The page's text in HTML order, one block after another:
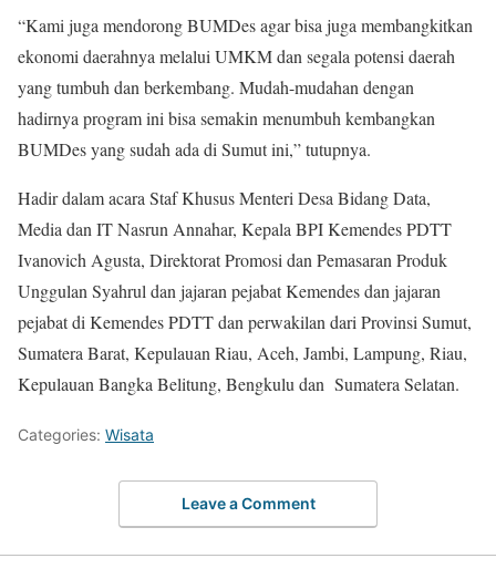
“Kami juga mendorong BUMDes agar bisa juga membangkitkan
ekonomi daerahnya melalui UMKM dan segala potensi daerah
yang tumbuh dan berkembang. Mudah-mudahan dengan
hadirnya program ini bisa semakin menumbuh kembangkan
BUMDes yang sudah ada di Sumut ini,” tutupnya.
Hadir dalam acara Staf Khusus Menteri Desa Bidang Data,
Media dan IT Nasrun Annahar, Kepala BPI Kemendes PDTT
Ivanovich Agusta, Direktorat Promosi dan Pemasaran Produk
Unggulan Syahrul dan jajaran pejabat Kemendes dan jajaran
pejabat di Kemendes PDTT dan perwakilan dari Provinsi Sumut,
Sumatera Barat, Kepulauan Riau, Aceh, Jambi, Lampung, Riau,
Kepulauan Bangka Belitung, Bengkulu dan Sumatera Selatan.
Categories: Wisata
Leave a Comment